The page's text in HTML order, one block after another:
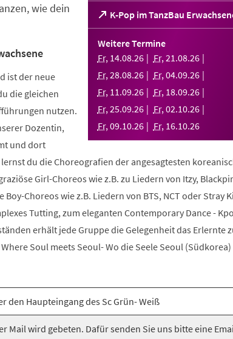
K-Pop im TanzBau
(Öffnet
in
einem
Tab)
Weitere Termine
Fr, 14.08.26 Fr,21.08.26
Fr,28.08.26 Fr,04.09.26
Fr, 11.09.26 Fr, 18.09.26
Fr,25.09.26 Fr,02.10.26
Fr,09.10.26 Fr, 16.10.26
wie dein
ist der neue
die gleichen
nutzen.
Dozentin,
und dort
du die Choreografien der angesagtesten
Girl-Choreos wie z.B. zu Liedern von Itzy,
Choreos wie z.B. Liedern von BTS, NCT oder Stray
Tutting, zum eleganten Contemporary Dance -
erhält jede Gruppe die Gelegenheit das Erlernte
Soul meets Seoul- Wo die Seele Seoul
den Haupteingang des Sc Grün- Weiß
Mail wird gebeten. Dafür senden Sie uns bitte eine